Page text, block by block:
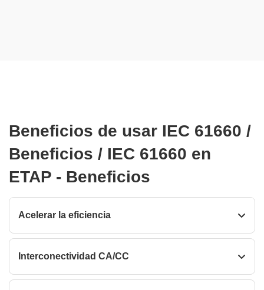
Beneficios de usar IEC 61660 /
Beneficios / IEC 61660 en
ETAP - Beneficios
Acelerar la eficiencia
Interconectividad CA/CC